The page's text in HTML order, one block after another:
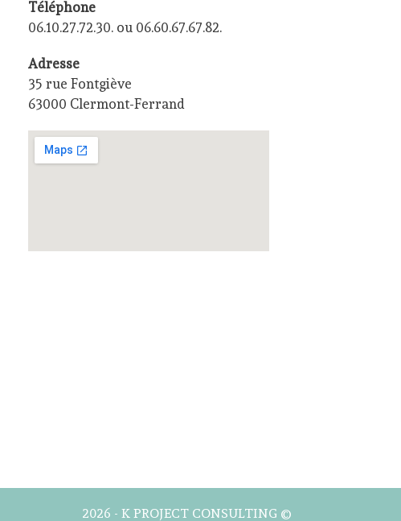
Téléphone
06.10.27.72.30. ou 06.60.67.67.82.
Adresse
35 rue Fontgiève
63000 Clermont-Ferrand
2026 - K PROJECT CONSULTING ©